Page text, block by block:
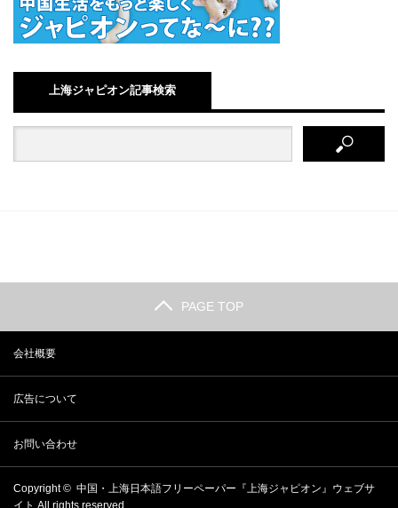
上海ジャピオン記事検索
PAGE TOP
会社概要
広告について
お問い合わせ
Copyright © 中国・上海日本語フリーペーパー『上海ジャピオン』ウェブサ